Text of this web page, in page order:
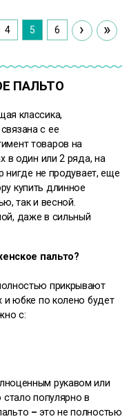
4 5 6 › »
ПАЛЬТО
классика,
с ее
товаров на
в один или 2 ряда, на
нигде не продувает, еще
купить длинное
так и весной.
даже в сильный
пальто?
прикрывают
и юбке по колено будет
с:
рукавом или
популярно в
–это не полностью